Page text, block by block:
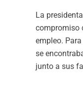
La
compromiso
empleo.
se
junto a sus